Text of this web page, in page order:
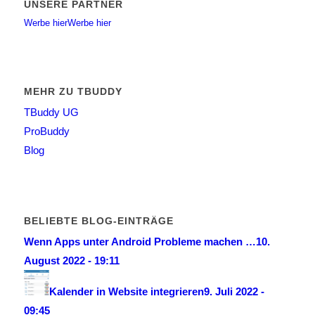
UNSERE PARTNER
Werbe hierWerbe hier
MEHR ZU TBUDDY
TBuddy UG
ProBuddy
Blog
BELIEBTE BLOG-EINTRÄGE
Wenn Apps unter Android Probleme machen …10.
August 2022 - 19:11
Kalender in Website integrieren9. Juli 2022 -
09:45